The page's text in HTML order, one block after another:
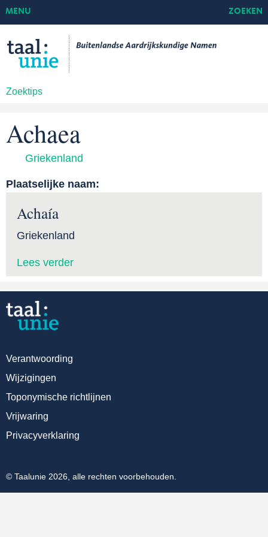
Zoektips
MENU ZOEKEN
Achaea
Griekenland
Plaatselijke naam:
Achaía
Griekenland
Lees verder
Verantwoording
Wijzigingen
Toponymische richtlijnen
Vrijwaring
Privacyverklaring
© Taalunie 2026, alle rechten voorbehouden.